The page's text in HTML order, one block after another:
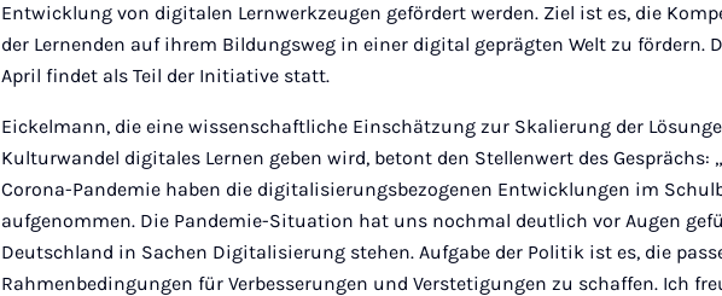
Entwicklung von digitalen Lernwerkzeugen gefördert werden. Ziel ist es, die
der Lernenden auf ihrem Bildungsweg in einer digital geprägten Welt zu fördern.
April findet als Teil der Initiative statt.
Eickelmann, die eine wissenschaftliche Einschätzung zur Skalierung der
Kulturwandel digitales Lernen geben wird, betont den Stellenwert des Gesprächs:
Corona-Pandemie haben die digitalisierungsbezogenen Entwicklungen im
aufgenommen. Die Pandemie-Situation hat uns nochmal deutlich vor Augen
Deutschland in Sachen Digitalisierung stehen. Aufgabe der Politik ist es, die
Rahmenbedingungen für Verbesserungen und Verstetigungen zu schaffen. Ich